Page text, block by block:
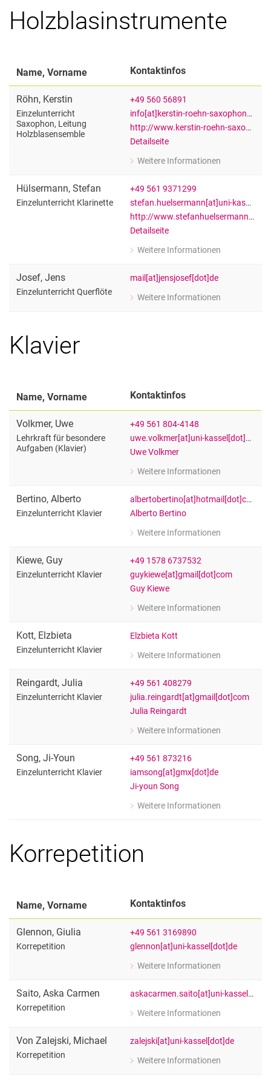
Holzblasinstrumente
Name, Vorname Kontaktinfos
Röhn, Kerstin
Einzelunterricht
Saxophon, Leitung
Holzblasensemble
+49 560 56891
info[at]kerstin-roehn-saxophon[dot]de
http://www.kerstin-roehn-saxophon.de
Detailseite
Weitere Informationen
zu Kerstin Röhn
Hülsermann, Stefan
Einzelunterricht Klarinette
+49 561 9371299
stefan.huelsermann[at]uni-kassel[dot]de
http://www.stefanhuelsermann.de/
Detailseite
Weitere Informationen
zu Stefan Hülsermann
Josef, Jens
Einzelunterricht Querflöte
mail[at]jensjosef[dot]de
Weitere Informationen
zu Jens Josef
Klavier
Name, Vorname Kontaktinfos
Volkmer, Uwe
Lehrkraft für besondere
Aufgaben (Klavier)
+49 561 804-4148
uwe.volkmer[at]uni-kassel[dot]de
Uwe Volkmer
Weitere Informationen
zu Uwe Volkmer
Bertino, Alberto
Einzelunterricht Klavier
albertobertino[at]hotmail[dot]com
Alberto Bertino
Weitere Informationen
zu Alberto Bertino
Kiewe, Guy
Einzelunterricht Klavier
+49 1578 6737532
guykiewe[at]gmail[dot]com
Guy Kiewe
Weitere Informationen
zu Guy Kiewe
Kott, Elzbieta
Einzelunterricht Klavier
Elzbieta Kott
Weitere Informationen
zu Elzbieta Kott
Reingardt, Julia
Einzelunterricht Klavier
+49 561 408279
julia.reingardt[at]gmail[dot]com
Julia Reingardt
Weitere Informationen
zu Julia Reingardt
Song, Ji-Youn
Einzelunterricht Klavier
+49 561 873216
iamsong[at]gmx[dot]de
Ji-youn Song
Weitere Informationen
zu Ji-Youn Song
Korrepetition
Name, Vorname Kontaktinfos
Glennon, Giulia
Korrepetition
+49 561 3169890
glennon[at]uni-kassel[dot]de
Weitere Informationen
zu Giulia Glennon
Saito, Aska Carmen
Korrepetition
askacarmen.saito[at]uni-kassel[dot]de
Weitere Informationen
zu Aska Carmen Saito
Von Zalejski, Michael
Korrepetition
zalejski[at]uni-kassel[dot]de
Weitere Informationen
zu Michael Von Zalejski